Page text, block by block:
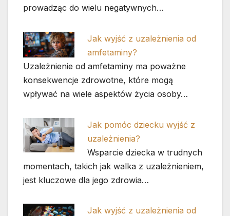
prowadząc do wielu negatywnych…
Jak wyjść z uzależnienia od
amfetaminy?
Uzależnienie od amfetaminy ma poważne
konsekwencje zdrowotne, które mogą
wpływać na wiele aspektów życia osoby…
Jak pomóc dziecku wyjść z
uzależnienia?
Wsparcie dziecka w trudnych
momentach, takich jak walka z uzależnieniem,
jest kluczowe dla jego zdrowia…
Jak wyjść z uzależnienia od